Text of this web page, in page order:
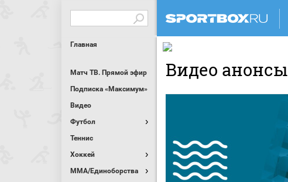
Главная
Матч ТВ. Прямой эфир
Подписка «Максимум»
Видео
Футбол
Теннис
Хоккей
MMA/Единоборства
Видео анонсы